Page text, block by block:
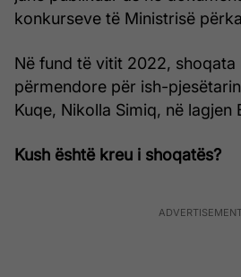
konkurseve të Ministrisë
Në fund të vitit 2022, shoqata
përmendore për ish-
Kuqe, Nikolla Simiq, në lagjen
Kush është kreu i shoqatës?